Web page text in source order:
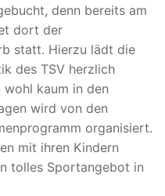
denn bereits am
dort der
statt. Hierzu lädt die
des TSV herzlich
kaum in den
wird von den
organisiert.
mit ihren Kindern
tolles Sportangebot in